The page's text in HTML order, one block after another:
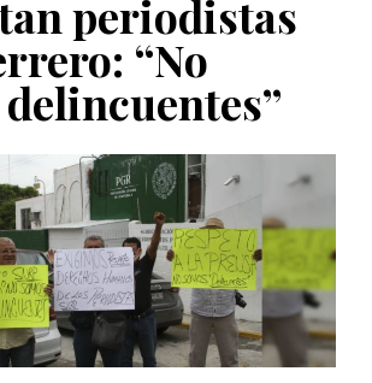
2023 periodistas
“No